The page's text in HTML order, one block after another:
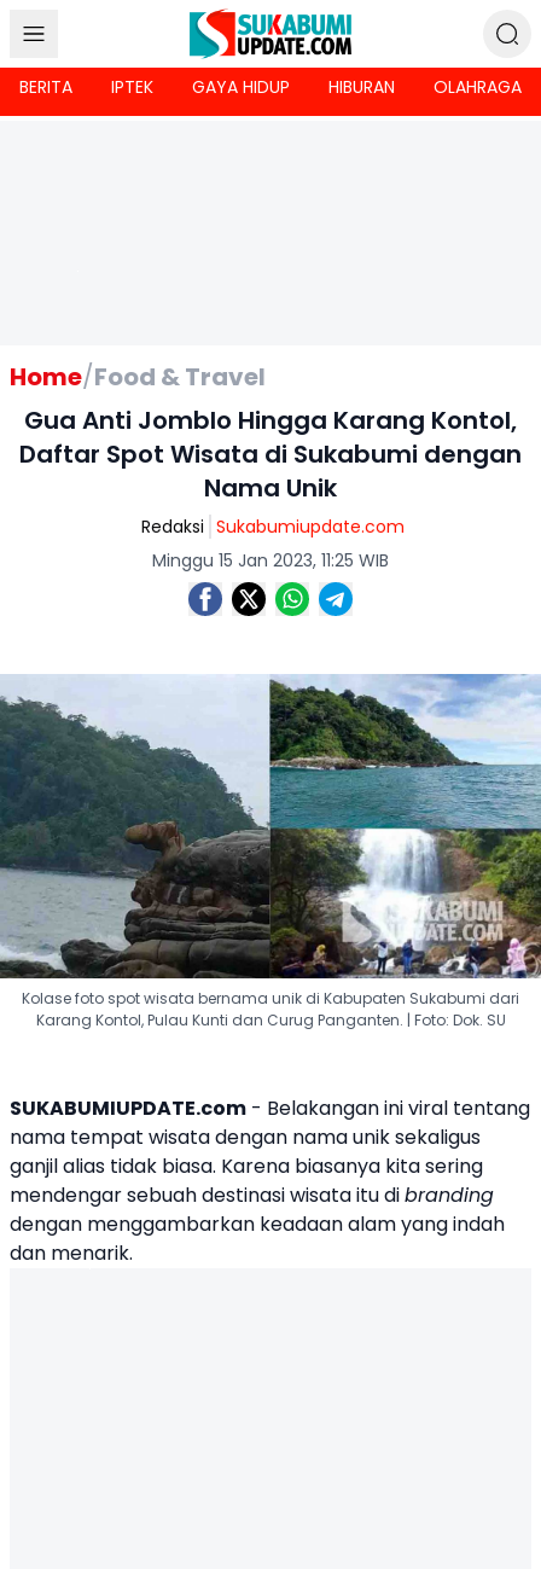
BERITA IPTEK GAYA HIDUP HIBURAN OLAHRAGA
Home/Food & Travel
Gua Anti Jomblo Hingga Karang Kontol,
Daftar Spot Wisata di Sukabumi dengan
Nama Unik
Redaksi Sukabumiupdate.com
Minggu 15 Jan 2023, 11:25 WIB
Kolase foto spot wisata bernama unik di Kabupaten Sukabumi dari
Karang Kontol, Pulau Kunti dan Curug Panganten. | Foto: Dok. SU
SUKABUMIUPDATE.com - Belakangan iniviral tentang
nama tempat wisatadengan nama uniksekaligus
ganjil alias tidak biasa. Karena biasanya kita sering
mendengar sebuah destinasi wisata itu dibranding
dengan menggambarkan keadaan alam yang indah
dan menarik.